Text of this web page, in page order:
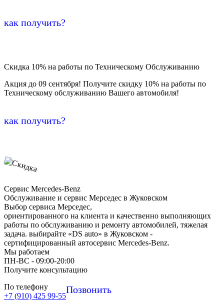
как получить?
Скидка 10% на работы по Техническому Обслуживанию
Акция до 09 сентября! Получите скидку 10% на работы по
Техническому обслуживанию Вашего автомобиля!
как получить?
Сервис Mercedes-Benz
Обслуживание и сервис Мерседес в Жуковском
Выбор сервиса Мерседес,
ориентированного на клиента и качественно выполняющих
работы по обслуживанию и ремонту автомобилей, тяжелая
задача. выбирайте «DS auto» в Жуковском -
сертифицированный автосервис Mercedes-Benz.
Мы работаем
ПН-ВC - 09:00-20:00
Получите консультацию
По телефону
+7 (910) 425 99-55
Позвонить